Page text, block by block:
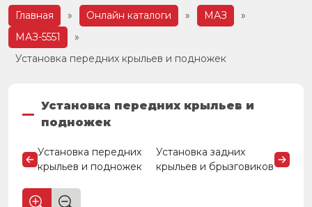
Главная » Онлайн каталоги » МАЗ
»
МАЗ-5551
»
Установка передних крыльев и подножек
Установка передних крыльев и
подножек
Установка передних
крыльев и подножек
Установка задних
крыльев и брызговиков